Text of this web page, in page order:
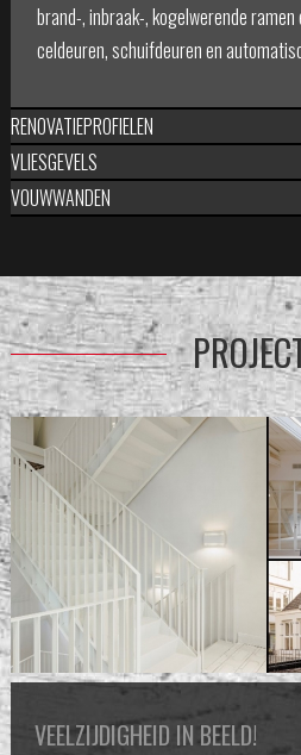
brand-, inbraak-, kogelwerende ramen
celdeuren, schuifdeuren en
RENOVATIEPROFIELEN
VLIESGEVELS
VOUWWANDEN
VEELZIJDIGHEID IN BEELD!